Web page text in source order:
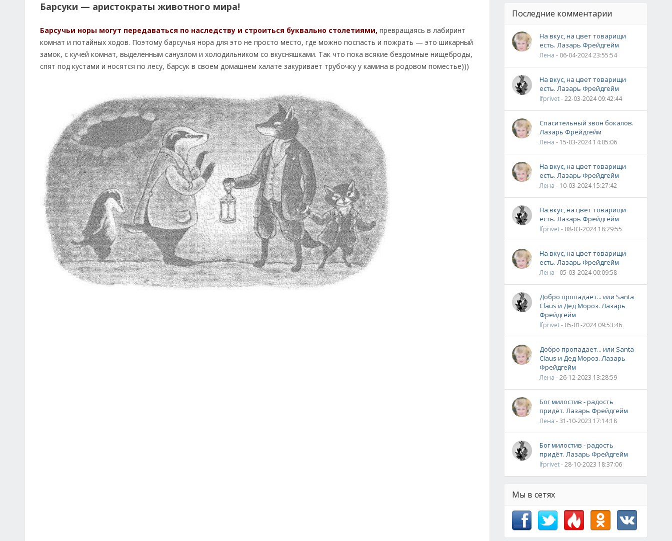
Барсуки — аристократы животного мира!
Барсучьи норы могут передаваться по наследству и строиться буквально столетиями, превращаясь в лабиринт
комнат и потайных ходов. Поэтому барсучья нора для это не просто место, где можно поспасть и пожрать — это шикарный
замок, с кучей комнат, выделенным санузлом и холодильником со вкусняшками. Так что пока всякие бездомные нищеброды,
спят под кустами и носятся по лесу, барсук в своем домашнем халате закуривает трубочку у камина в родовом поместье)))
Последние комментарии
На вкус, на цвет товарищи
есть. Лазарь Фрейдгейм
Лена - 06-04-2024 23:55:54
На вкус, на цвет товарищи
есть. Лазарь Фрейдгейм
lfprivet- 22-03-2024 09:42:44
Спасительный звон бокалов.
Лазарь Фрейдгейм
Лена - 15-03-2024 14:05:06
На вкус, на цвет товарищи
есть. Лазарь Фрейдгейм
Лена - 10-03-2024 15:27:42
На вкус, на цвет товарищи
есть. Лазарь Фрейдгейм
lfprivet- 08-03-2024 18:29:55
На вкус, на цвет товарищи
есть. Лазарь Фрейдгейм
Лена - 05-03-2024 00:09:58
Добро пропадает... или Santa
Claus и Дед Мороз. Лазарь
Фрейдгейм
lfprivet- 05-01-2024 09:53:46
Добро пропадает... или Santa
Claus и Дед Мороз. Лазарь
Фрейдгейм
Лена - 26-12-2023 13:28:59
Бог милостив - радость
придёт. Лазарь Фрейдгейм
Лена - 31-10-2023 17:14:18
Бог милостив - радость
придёт. Лазарь Фрейдгейм
lfprivet- 28-10-2023 18:37:06
Мы в сетях